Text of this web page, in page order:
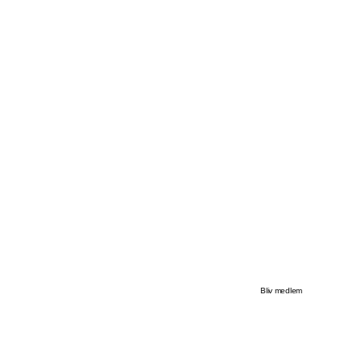
Bliv medlem